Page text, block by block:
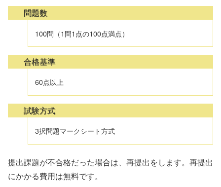
問題数
100問（1問1点の100点満点）
合格基準
60点以上
試験方式
3択問題マークシート方式
提出課題が不合格だった場合は、再提出をします。再提出
にかかる費用は無料です。